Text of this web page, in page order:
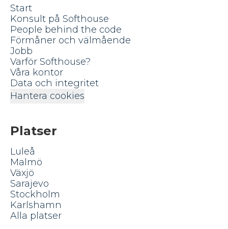
Start
Konsult på Softhouse
People behind the code
Förmåner och välmående
Jobb
Varför Softhouse?
Våra kontor
Data och integritet
Hantera cookies
Platser
Luleå
Malmö
Växjö
Sarajevo
Stockholm
Karlshamn
Alla platser